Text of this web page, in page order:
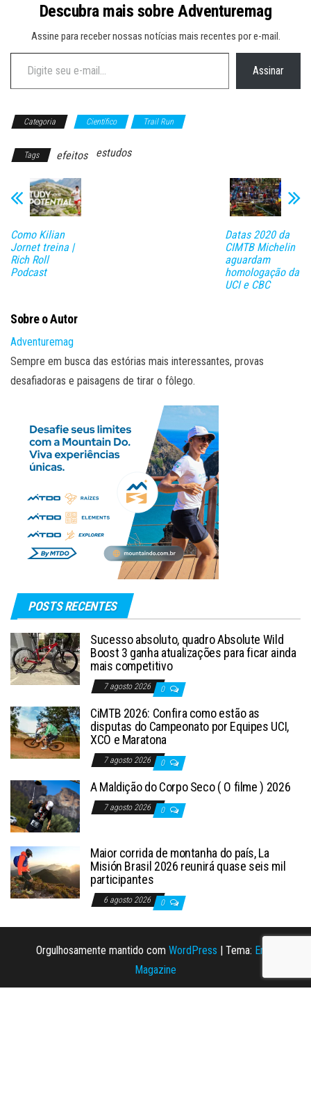
Descubra mais sobre Adventuremag
Assine para receber nossas notícias mais recentes por e-mail.
Digite seu e-mail…
Assinar
Categoria Científico Trail Run
Tags efeitos estudos
Como Kilian
Jornet treina |
Rich Roll
Podcast
Datas 2020 da
CIMTB Michelin
aguardam
homologação da
UCI e CBC
Sobre o Autor
Adventuremag
Sempre em busca das estórias mais interessantes, provas
desafiadoras e paisagens de tirar o fôlego.
POSTS RECENTES
Sucesso absoluto, quadro Absolute Wild
Boost 3 ganha atualizações para ficar ainda
mais competitivo
7 agosto 2026 0
CiMTB 2026: Confira como estão as
disputas do Campeonato por Equipes UCI,
XCO e Maratona
7 agosto 2026 0
A Maldição do Corpo Seco ( O filme ) 2026
7 agosto 2026 0
Maior corrida de montanha do país, La
Misión Brasil 2026 reunirá quase seis mil
participantes
6 agosto 2026 0
Orgulhosamente mantido com WordPress Tema: Envo
Magazine